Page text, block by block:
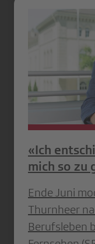
«Ich
mich so zu
Ende Juni
Thurnheer
Berufsleben